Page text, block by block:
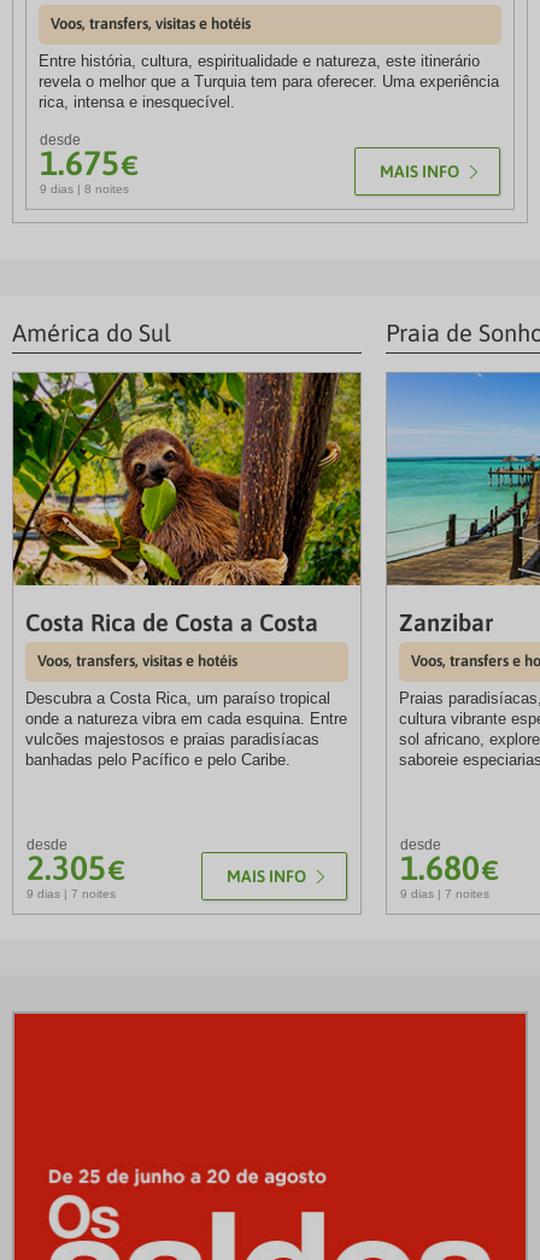
Voos, transfers, visitas e hotéis
Entre história, cultura, espiritualidade e natureza, este itinerário
revela o melhor que a Turquia tem para oferecer. Uma experiência
rica, intensa e inesquecível.
desde
1.675€
9 dias | 8 noites
MAIS INFO
Voos, transfers, hotéis e visitas
Descubra o melhor do Leste Canadiano numa viagem repleta de
contrastes, onde a modernidade das grandes cidades se cruza
com paisagens naturais de cortar a respiração e uma herança
desde
1.800€
9 dias | 7 noites
MAIS INFO
América do Sul
Costa Rica de Costa a Costa
Voos, transfers, visitas e hotéis
Descubra a Costa Rica, um paraíso tropical
onde a natureza vibra em cada esquina. Entre
vulcões majestosos e praias paradisíacas
banhadas pelo Pacífico e pelo Caribe.
desde
2.305€
9 dias | 7 noites
MAIS INFO
Praia de
Zanzibar
Voos, transfers e
Praias
cultura vibrante
sol africano,
saboreie
desde
1.680€
9 dias | 7 noites